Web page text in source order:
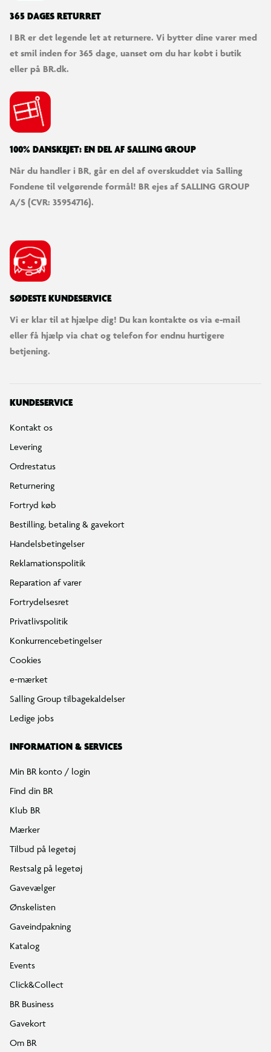
365 DAGES RETURRET
I BR er det legende let at returnere. Vi bytter dine varer med
et smil inden for 365 dage, uanset om du har købt i butik
eller på BR.dk.
100% DANSKEJET: EN DEL AF SALLING GROUP
Når du handler i BR, går en del af overskuddet via Salling
Fondene til velgørende formål! BR ejes af SALLING GROUP
A/S (CVR: 35954716).
SØDESTE KUNDESERVICE
Vi er klar til at hjælpe dig! Du kan kontakte os via e-mail
eller få hjælp via chat og telefon for endnu hurtigere
betjening.
KUNDESERVICE
Kontakt os
Levering
Ordrestatus
Returnering
Fortryd køb
Bestilling, betaling & gavekort
Handelsbetingelser
Reklamationspolitik
Reparation af varer
Fortrydelsesret
Privatlivspolitik
Konkurrencebetingelser
Cookies
e-mærket
Salling Group tilbagekaldelser
Ledige jobs
INFORMATION & SERVICES
Min BR konto / login
Find din BR
Klub BR
Mærker
Tilbud på legetøj
Restsalg på legetøj
Gavevælger
Ønskelisten
Gaveindpakning
Katalog
Events
Click&Collect
BR Business
Gavekort
Om BR